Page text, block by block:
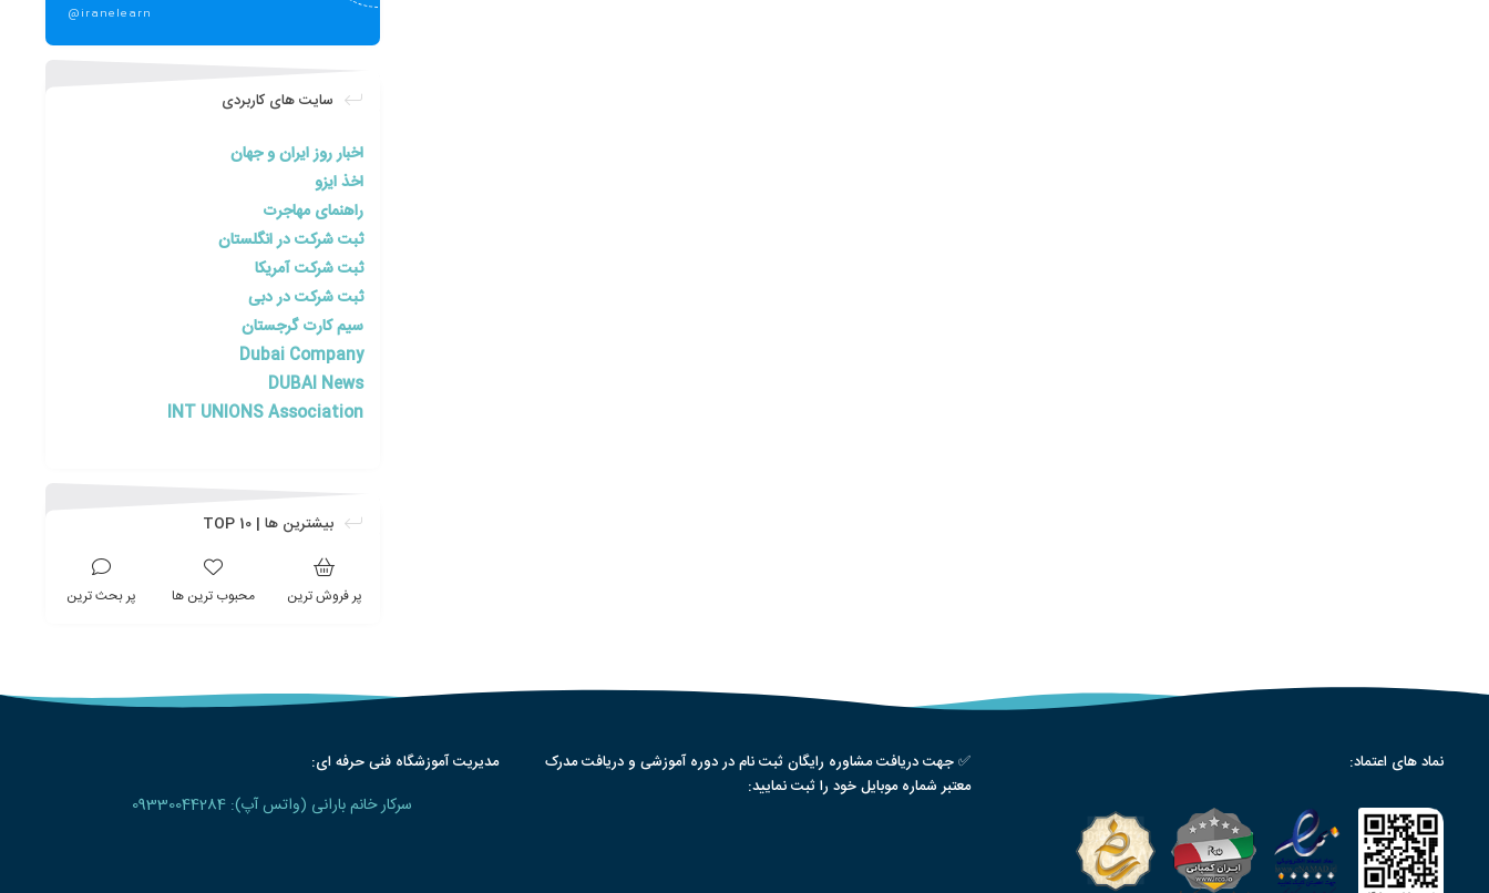
@iranelearn
سایت های کاربردی
اخبار روز ایران و جهان
اخذ ایزو
راهنمای مهاجرت
ثبت شرکت در انگلستان
ثبت شرکت آمریکا
ثبت شرکت در دبی
سیم کارت گرجستان
Dubai Company
DUBAI News
INT UNIONS Association
بیشترین ها | TOP 10
پر فروش ترین محبوب ترین ها پر بحث ترین
نماد های اعتماد:
✅ جهت دریافت مشاوره رایگان ثبت نام در دوره آموزشی و دریافت مدرک
معتبر شماره موبایل خود را ثبت نمایید:
مدیریت آموزشگاه فنی حرفه ای:
سرکار خانم بارانی (واتس آپ): 09330044284